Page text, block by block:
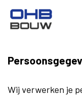
Wij verwerken je